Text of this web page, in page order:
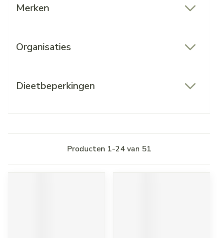
Merken
Organisaties
Dieetbeperkingen
Producten 1-24van 51